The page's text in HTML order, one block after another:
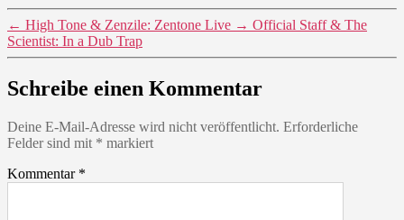
Dub
&
← High Tone & Zenzile: Zentone Live → Official Staff & The
Scientist: In a Dub Trap
Schreibe einen Kommentar
Deine E-Mail-Adresse wird nicht veröffentlicht. Erforderliche
Felder sind mit * markiert
Kommentar *